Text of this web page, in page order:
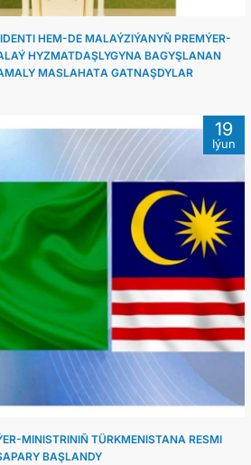
HEM-DE MALAÝZIÝANYŇ PREMÝER-
HYZMATDAŞLYGYNA BAGYŞLANAN
MASLAHATА GATNAŞDYLAR
19
Iýun
MINISTRINIŇ TÜRKMENISTANA RESMI
BAŞLANDY